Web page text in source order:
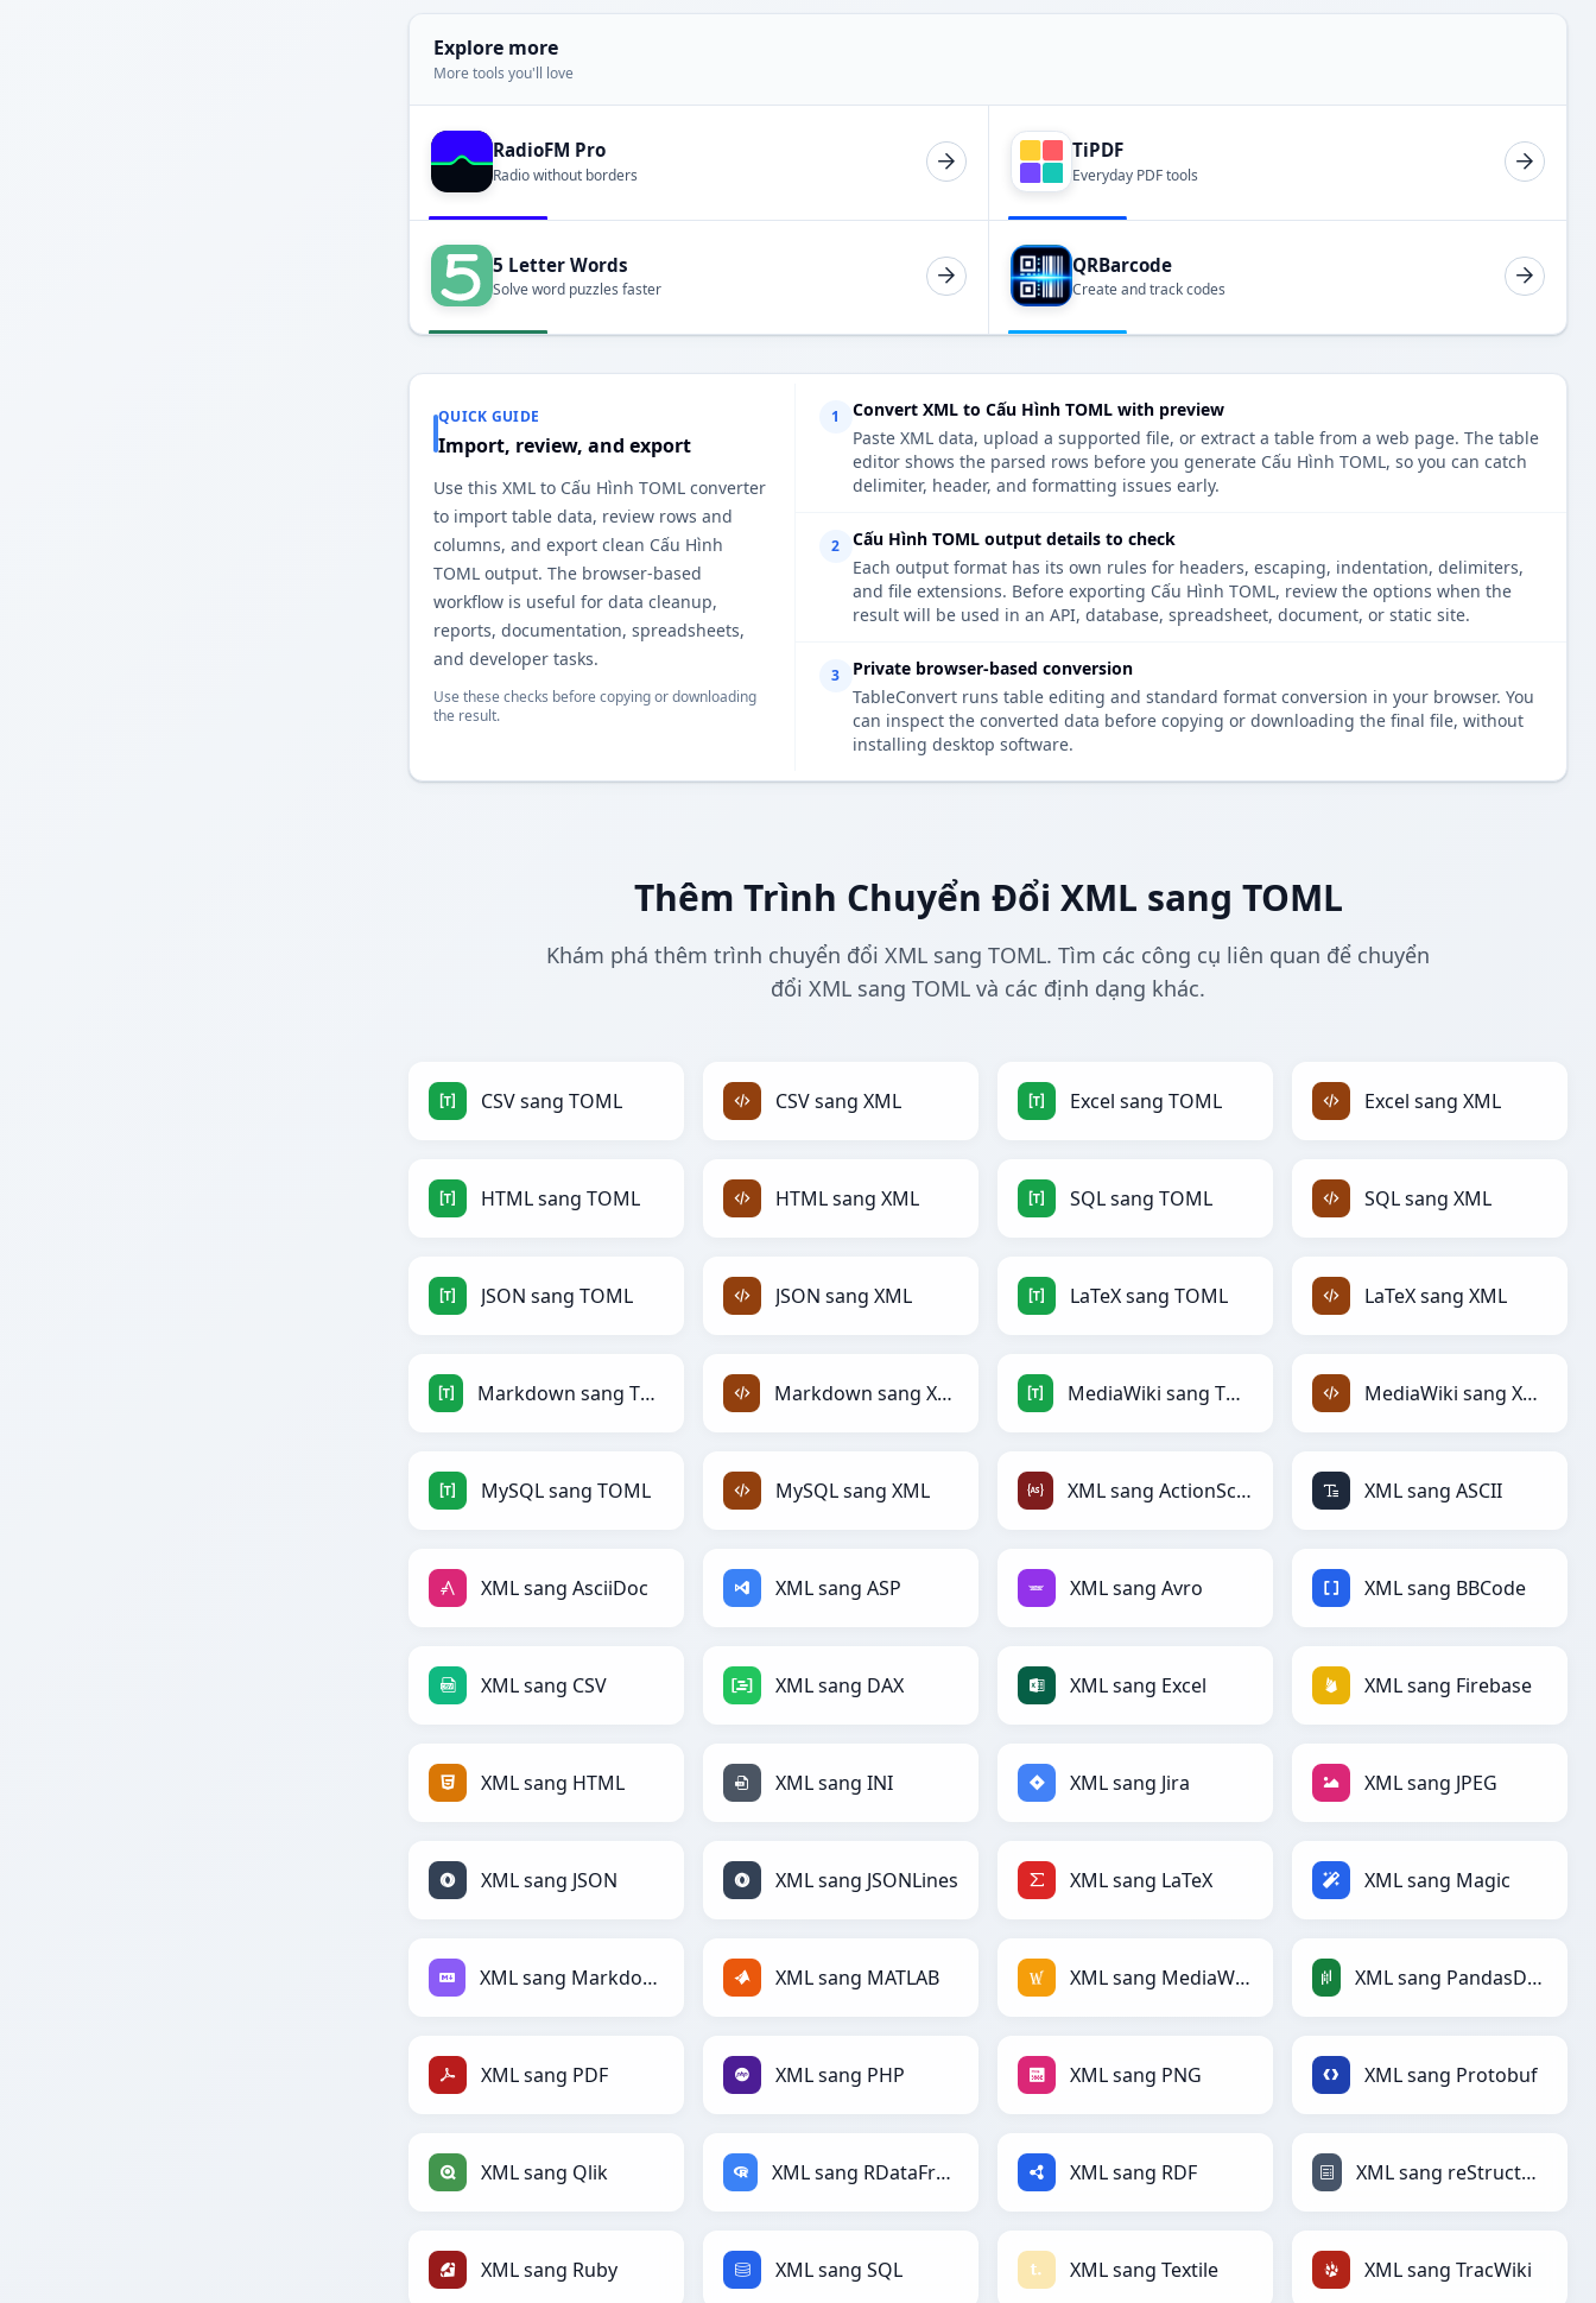
Explore more
More tools you'll love
RadioFM Pro
Radio without borders
TiPDF
Everyday PDF tools
5 Letter Words
Solve word puzzles faster
QRBarcode
Create and track codes
QUICK GUIDE
Import, review, and export
Use this XML to Cấu Hình TOML converter
to import table data, review rows and
columns, and export clean Cấu Hình
TOML output. The browser-based
workflow is useful for data cleanup,
reports, documentation, spreadsheets,
and developer tasks.
Use these checks before copying or downloading
the result.
1
Convert XML to Cấu Hình TOML with preview
Paste XML data, upload a supported file, or extract a table from a web page. The table
editor shows the parsed rows before you generate Cấu Hình TOML, so you can catch
delimiter, header, and formatting issues early.
2
Cấu Hình TOML output details to check
Each output format has its own rules for headers, escaping, indentation, delimiters,
and file extensions. Before exporting Cấu Hình TOML, review the options when the
result will be used in an API, database, spreadsheet, document, or static site.
3
Private browser-based conversion
TableConvert runs table editing and standard format conversion in your browser. You
can inspect the converted data before copying or downloading the final file, without
installing desktop software.
Thêm Trình Chuyển Đổi XML sang TOML
Khám phá thêm trình chuyển đổi XML sang TOML. Tìm các công cụ liên quan để chuyển
đổi XML sang TOML và các định dạng khác.
CSV sang TOML CSV sang XML Excel sang TOML Excel sang XML
HTML sang TOML HTML sang XML SQL sang TOML SQL sang XML
JSON sang TOML JSON sang XML LaTeX sang TOML LaTeX sang XML
Markdown sang TOML Markdown sang XML MediaWiki sang TOML MediaWiki sang XML
MySQL sang TOML MySQL sang XML XML sang ActionScript XML sang ASCII
XML sang AsciiDoc XML sang ASP XML sang Avro XML sang BBCode
XML sang CSV XML sang DAX XML sang Excel XML sang Firebase
XML sang HTML XML sang INI XML sang Jira XML sang JPEG
XML sang JSON XML sang JSONLines XML sang LaTeX XML sang Magic
XML sang Markdown XML sang MATLAB XML sang MediaWiki XML sang PandasDataFrame
XML sang PDF XML sang PHP XML sang PNG XML sang Protobuf
XML sang Qlik XML sang RDataFrame XML sang RDF XML sang reStructuredText
XML sang Ruby XML sang SQL XML sang Textile XML sang TracWiki